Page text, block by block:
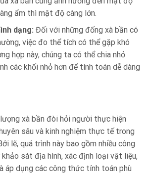
ẩm thì mật độ càng lớn.
dạng: Đối với những đống xà bần có
việc đo thể tích có thể gặp khó
hợp này, chúng ta có thể chia nhỏ
các khối nhỏ hơn để tính toán dễ dàng
xà bần đòi hỏi người thực hiện
sâu và kinh nghiệm thực tế trong
lẽ, quá trình này bao gồm nhiều công
sát địa hình, xác định loại vật liệu,
áp dụng các công thức tính toán phù